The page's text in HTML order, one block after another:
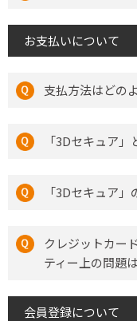
お支払いについて
支払方法はどの
「3Dセキュア」
「3Dセキュア
クレジットカー
ティー上の問題
会員登録について